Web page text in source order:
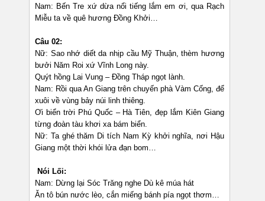
Nam: Bến Tre xứ dừa nổi tiếng lắm em ơi, qua Rạch
Miễu ta về quê hương Đồng Khởi…
Câu 02:
Nữ: Sao nhớ diết da nhịp cầu Mỹ Thuận, thèm hương
bưởi Năm Roi xứ Vĩnh Long này.
Quýt hồng Lai Vung – Đồng Tháp ngọt lành.
Nam: Rồi qua An Giang trên chuyến phà Vàm Cống, để
xuôi về vùng bảy núi linh thiêng.
Ơi biển trời Phú Quốc – Hà Tiên, đẹp lắm Kiên Giang
từng đoàn tàu khơi xa bám biển.
Nữ: Ta ghé thăm Di tích Nam Kỳ khởi nghĩa, nơi Hậu
Giang một thời khói lửa đạn bom…
Nói Lối:
Nam: Dừng lại Sóc Trăng nghe Dù kê múa hát
Ăn tô bún nước lèo, cắn miếng bánh pía ngọt thơm…